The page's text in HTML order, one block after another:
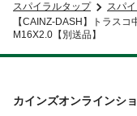
スパイラルタップ
スパ
【CAINZ-DASH】トラス
M16X2.0【別送品】
カインズオンラインシ